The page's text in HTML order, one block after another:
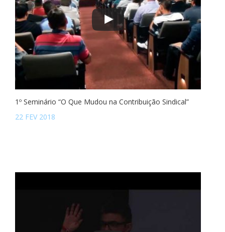
1º Seminário “O Que Mudou na Contribuição Sindical”
22 FEV 2018